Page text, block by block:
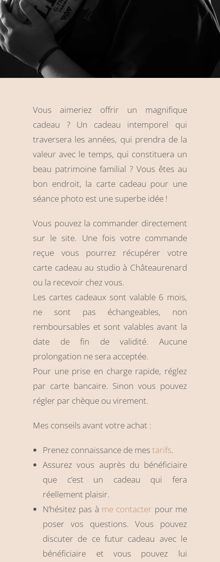
Vous aimeriez offrir un magnifique
cadeau ? Un cadeau intemporel qui
traversera les années, qui prendra de la
valeur avec le temps, qui constituera un
beau patrimoine familial ? Vous êtes au
bon endroit, la carte cadeau pour une
séance photo est une superbe idée !
Vous pouvez la commander directement
sur le site. Une fois votre commande
reçue vous pourrez récupérer votre
carte cadeau au studio à Châteaurenard
ou la recevoir chez vous.
Les cartes cadeaux sont valable 6 mois,
ne sont pas échangeables, non
remboursables et sont valables avant la
date de fin de validité. Aucune
prolongation ne sera acceptée.
Pour une prise en charge rapide, réglez
par carte bancaire. Sinon vous pouvez
régler par chèque ou virement.
Mes conseils avant votre achat :
Prenez connaissance de mestarifs.
Assurez vous auprès du bénéficiaire
que c’est un cadeau qui fera
réellement plaisir.
N’hésitez pas à me contacter pour me
poser vos questions. Vous pouvez
discuter de ce futur cadeau avec le
bénéficiaire et vous pouvez lui